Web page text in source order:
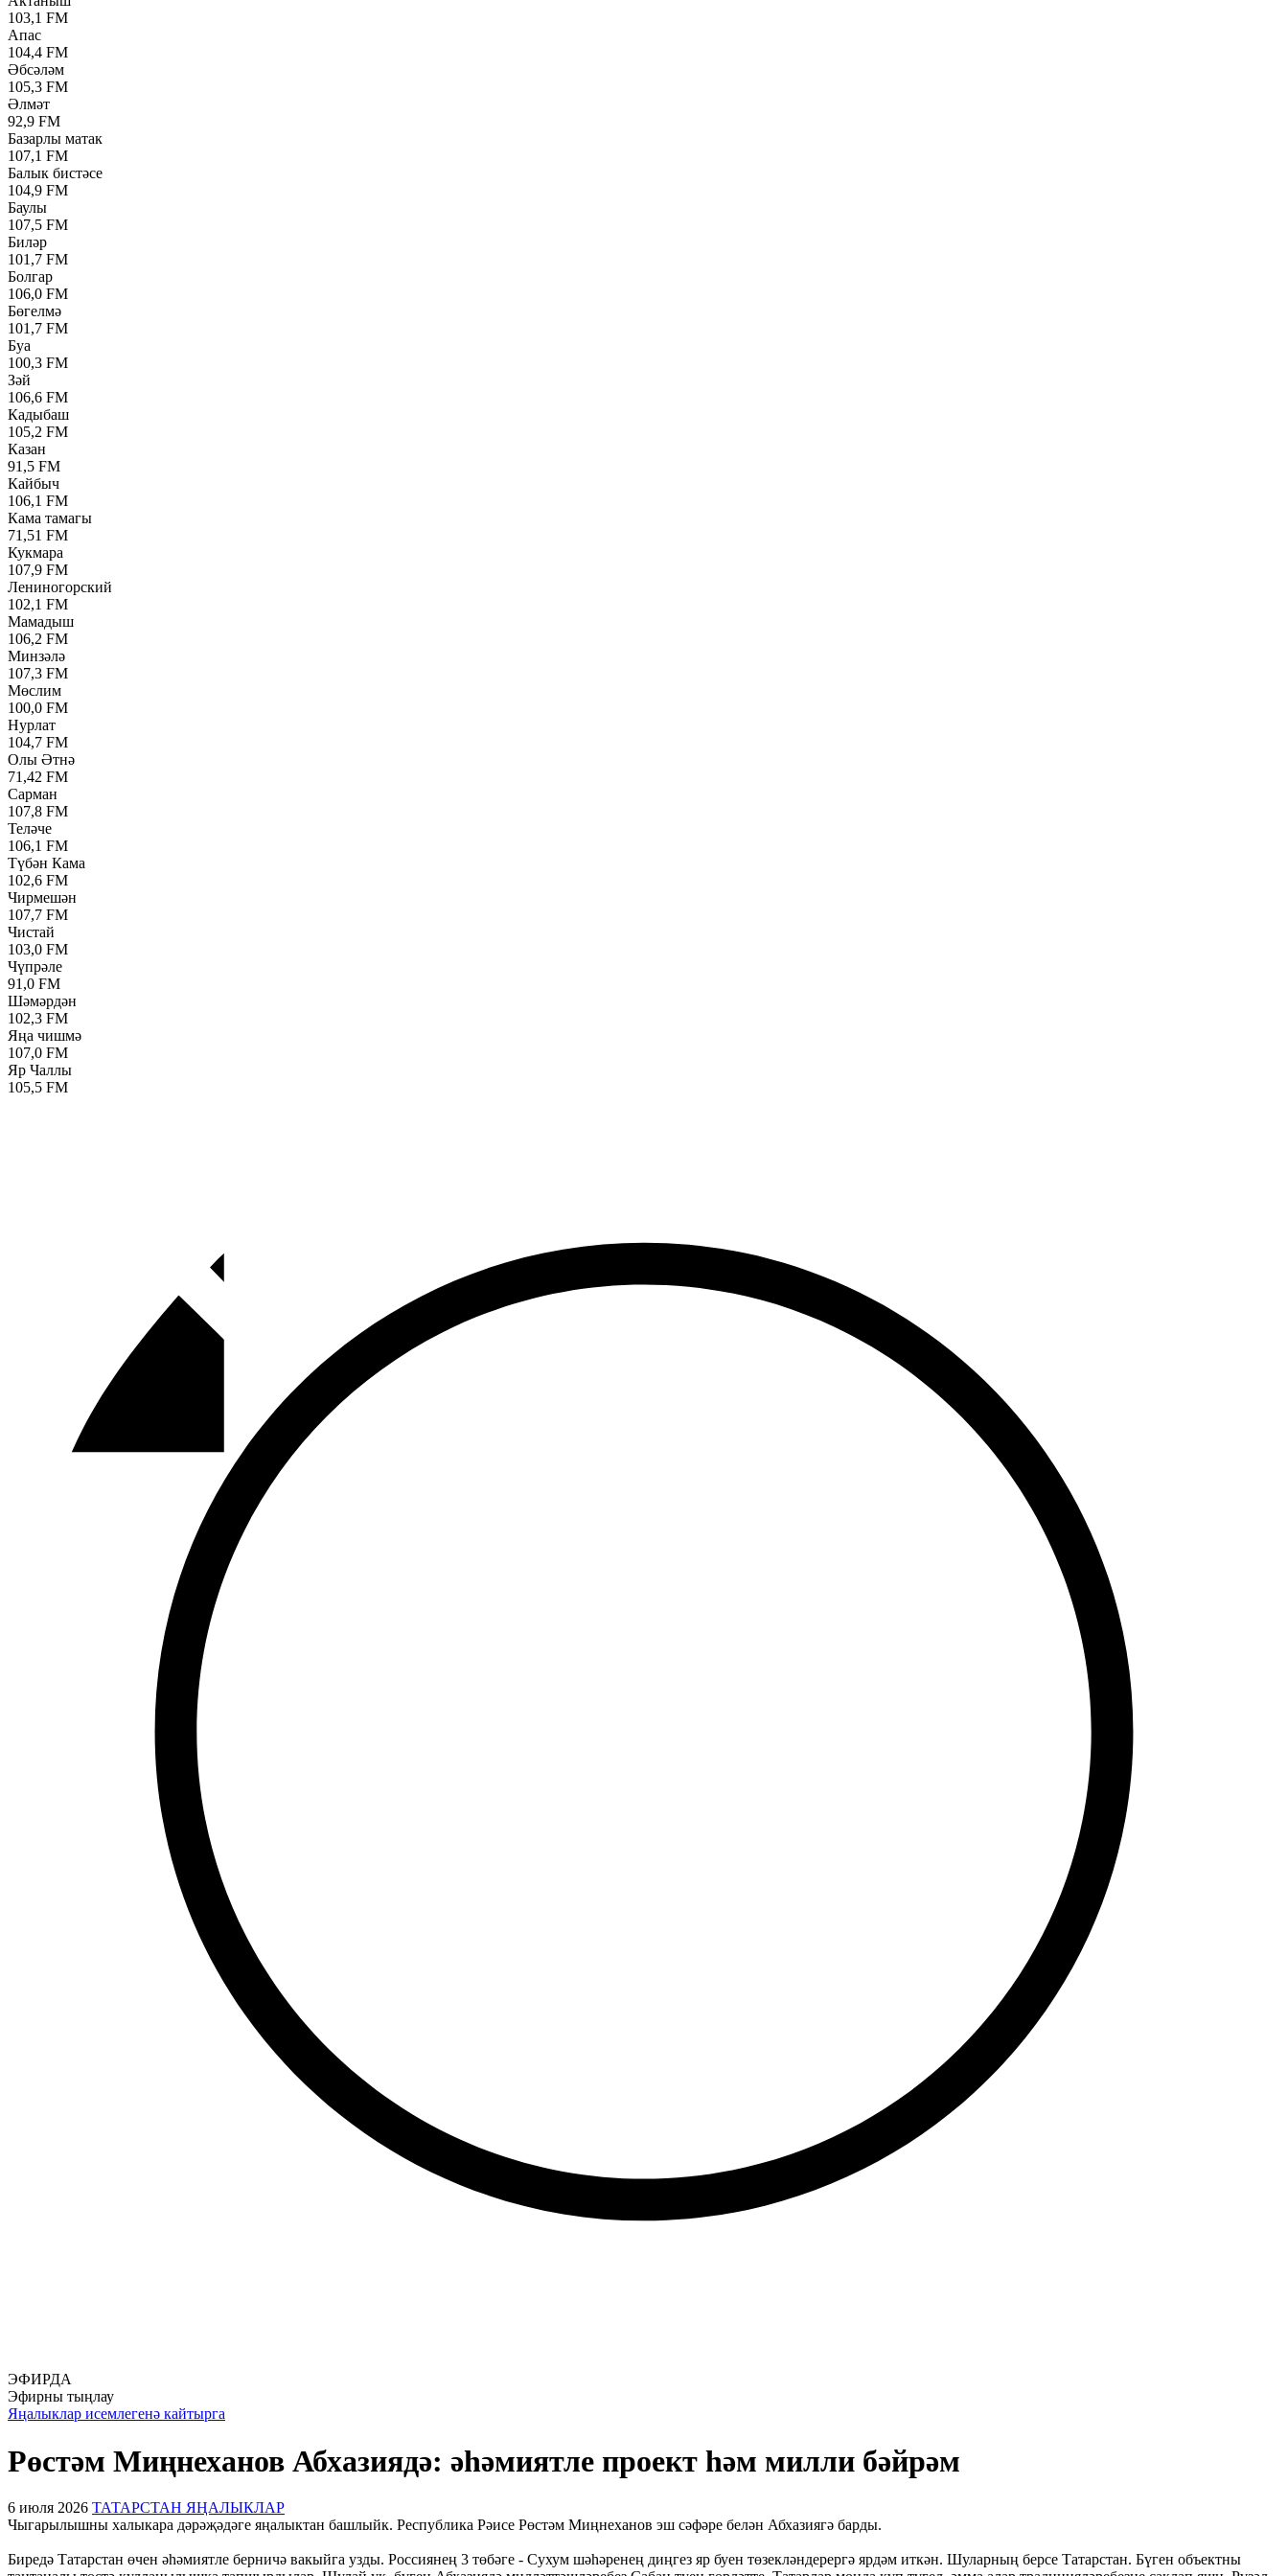
103,1 FM
Апас
104,4 FM
Әбсәләм
105,3 FM
Әлмәт
92,9 FM
Базарлы матак
107,1 FM
Балык бистәсе
104,9 FM
Баулы
107,5 FM
Биләр
101,7 FM
Болгар
106,0 FM
Бөгелмә
101,7 FM
Буа
100,3 FM
Зәй
106,6 FM
Кадыбаш
105,2 FM
Казан
91,5 FM
Кайбыч
106,1 FM
Кама тамагы
71,51 FM
Кукмара
107,9 FM
Лениногорский
102,1 FM
Мамадыш
106,2 FM
Минзәлә
107,3 FM
Мөслим
100,0 FM
Нурлат
104,7 FM
Олы Әтнә
71,42 FM
Сарман
107,8 FM
Теләче
106,1 FM
Түбән Кама
102,6 FM
Чирмешән
107,7 FM
Чистай
103,0 FM
Чүпрәле
91,0 FM
Шәмәрдән
102,3 FM
Яңа чишмә
107,0 FM
Яр Чаллы
105,5 FM
ЭФИРДА
Эфирны тыңлау
Яңалыклар исемлегенә кайтырга
Рөстәм Миңнеханов Абхазиядә: әһәмиятле проект һәм милли бәйрәм
6 июля 2026 ТАТАРСТАН ЯҢАЛЫКЛАР
Чыгарылышны халыкара дәрәҗәдәге яңалыктан башлыйк. Республика Рәисе Рөстәм Миңнеханов эш сәфәре белән Абхазиягә барды.
Биредә Татарстан өчен әһәмиятле берничә вакыйга узды. Россиянең 3 төбәге - Сухум шәһәренең диңгез яр буен төзекләндерергә ярдәм иткән. Шуларның берсе Татарстан. Бүген объектны